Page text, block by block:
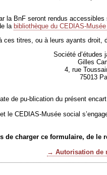
la BnF seront rendus
la bibliothèque du CEDIAS-
ces titres, ou à leurs ayants
Société d’études
Gilles
4, rue
75013
de pu-blication du présent
le CEDIAS-Musée social
de charger ce formulaire, de le
→ Autorisation de